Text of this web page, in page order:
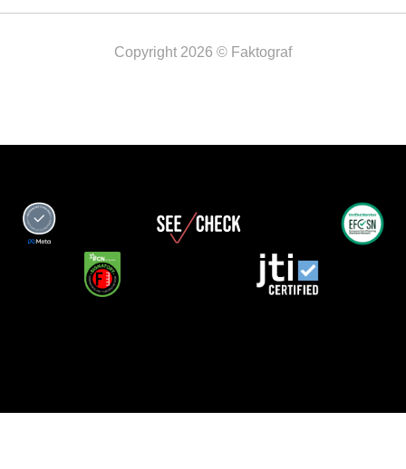
Copyright 2026 © Faktograf